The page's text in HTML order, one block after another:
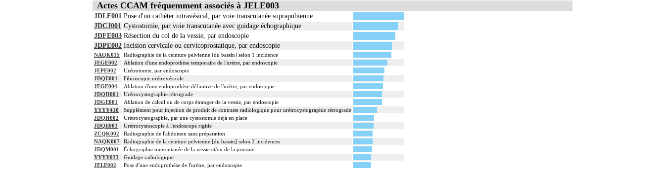
Actes CCAM fréquemment associés à JELE003
JDLF001 Pose d'un cathéter intravésical, par voie transcutanée suprapubienne
JDCJ001 Cystostomie, par voie transcutanée avec guidage échographique
JDFE003 Résection du col de la vessie, par endoscopie
JDPE002 Incision cervicale ou cervicoprostatique, par endoscopie
NAQK015
Radiographie de la ceinture pelvienne [du bassin] selon 1 incidence
JEGE002
Ablation d'une endoprothèse temporaire de l'urètre, par endoscopie
JEPE002
Urétrotomie, par endoscopie
JDQE001
Fibroscopie urétrovésicale
JEGE004
Ablation d'une endoprothèse définitive de l'urètre, par endoscopie
JDQH001
Urétrocystographie rétrograde
JDGE001
Ablation de calcul ou de corps étranger de la vessie, par endoscopie
YYYY410
Supplément pour injection de produit de contraste radiologique pour urétrocystographie rétrograde
JDQH002
Urétrocystographie, par une cystostomie déjà en place
JDQE003
Urétrocystoscopie à l'endoscope rigide
ZCQK002
Radiographie de l'abdomen sans préparation
NAQK007
Radiographie de la ceinture pelvienne [du bassin] selon 2 incidences
JDQM001
Échographie transcutanée de la vessie et/ou de la prostate
YYYY033
Guidage radiologique
JELE002
Pose d'une endoprothèse de l'urètre, par endoscopie